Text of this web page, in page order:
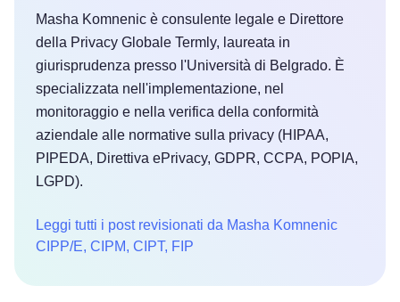
Masha Komnenic è consulente legale e Direttore
della Privacy Globale Termly, laureata in
giurisprudenza presso l'Università di Belgrado. È
specializzata nell'implementazione, nel
monitoraggio e nella verifica della conformità
aziendale alle normative sulla privacy (HIPAA,
PIPEDA, Direttiva ePrivacy, GDPR, CCPA, POPIA,
LGPD).
Leggi tutti i post revisionati da Masha Komnenic
CIPP/E, CIPM, CIPT, FIP